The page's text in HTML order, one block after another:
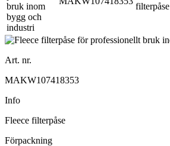
filterpåse
Art. nr.
MAKW107418353
Info
Fleece filterpåse
Förpackning